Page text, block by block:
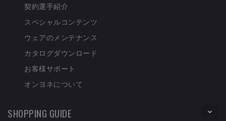
契約選手紹介
スペシャルコンテンツ
ウェアのメンテナンス
カタログダウンロード
お客様サポート
オンヨネについて
SHOPPING GUIDE